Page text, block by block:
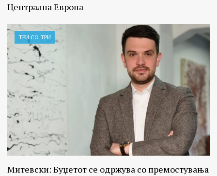
Централна Европа
ТРИ СО ТРИ
Митевски: Буџетот се одржува со премостувања